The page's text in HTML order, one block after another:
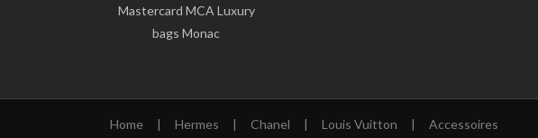
Mastercard MCA Luxury
bags Monac
Home | Hermes | Chanel | Louis Vuitton | Accessoires